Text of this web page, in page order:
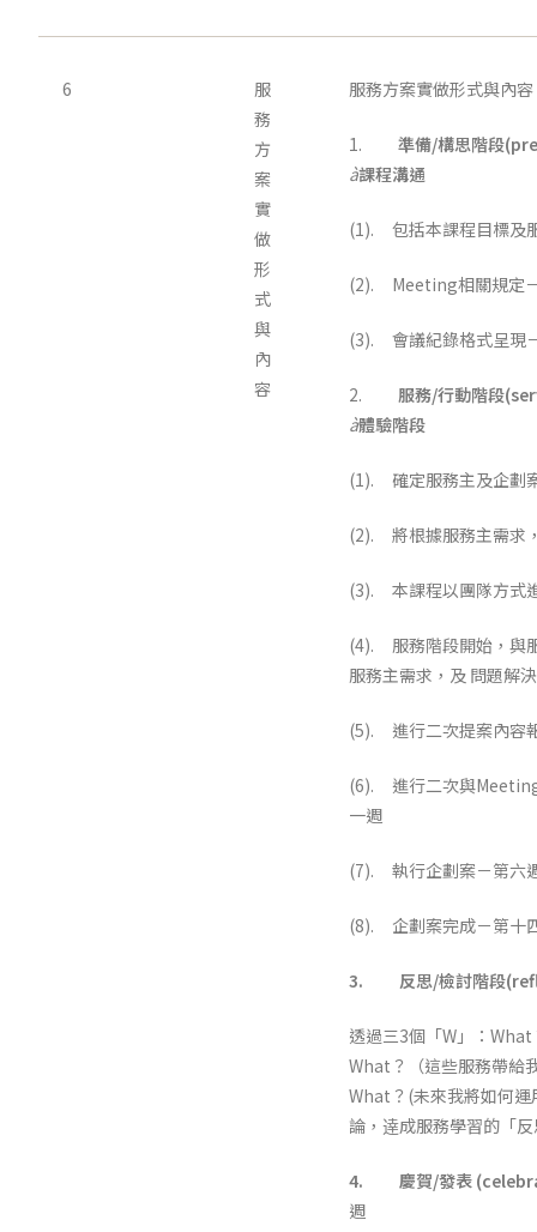
6
服
務
方
案
實
做
形
式
與
內
容
服務方案實做形式與內
1.準備/構思階段
à課程溝通
(1). 包括本課程目標及
(2). Meeting相關規定
(3). 會議紀錄格式呈現
2.服務/行動階段
à體驗階段
(1). 確定服務主及企劃
(2). 將根據服務主需求
(3). 本課程以團隊方式
(4). 服務階段開始，與
服務主需求，及 問題解
(5). 進行二次提案內容
(6). 進行二次與
一週
(7). 執行企劃案－第六
(8). 企劃案完成－第十
3. 反思/檢討階段
透過三3個「W」：
What？（這些服務帶給
What？(未來我將如何
論，逹成服務學習的「
4.慶賀/發表
週